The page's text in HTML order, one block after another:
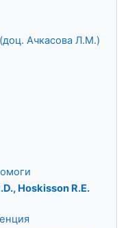
Ачкасова Л.М.)
Hoskisson R.E.